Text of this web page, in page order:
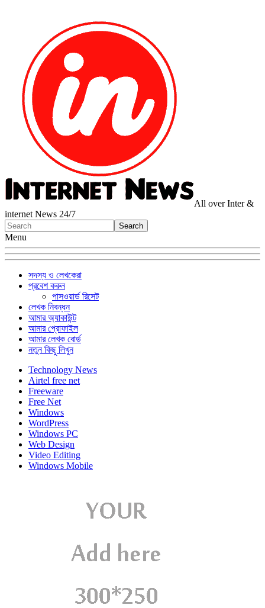
All over Inter &
internet News 24/7
Menu
সদস্য ও লেখকেরা
প্রবেশ করুন
পাসওয়ার্ড রিসেট
লেখক নিবন্ধন
আমার অ্যাকাউন্ট
আমার প্রোফাইল
আমার লেখক বোর্ড
নতুন কিছু লিখুন
Technology News
Airtel free net
Freeware
Free Net
Windows
WordPress
Windows PC
Web Design
Video Editing
Windows Mobile